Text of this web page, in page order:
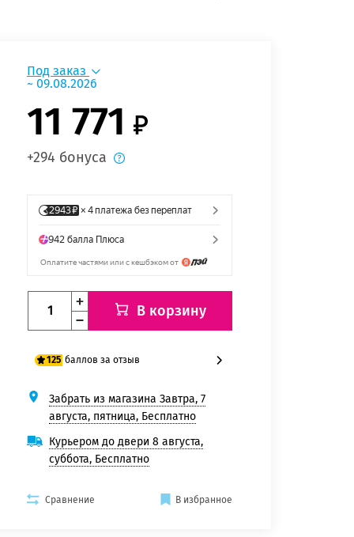
Под заказ
~ 09.08.2026
11 771
+294 бонуса
В корзину
125 баллов за отзыв
100 баллов
125 баллов
Забрать из магазина Завтра, 7
августа, пятница, Бесплатно
Курьером до двери 8 августа,
суббота, Бесплатно
Сравнение В избранное